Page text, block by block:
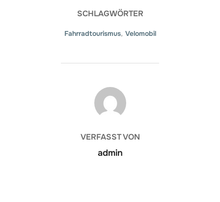
SCHLAGWÖRTER
Fahrradtourismus, Velomobil
BEITRAGSAUTOR
VERFASST VON
admin